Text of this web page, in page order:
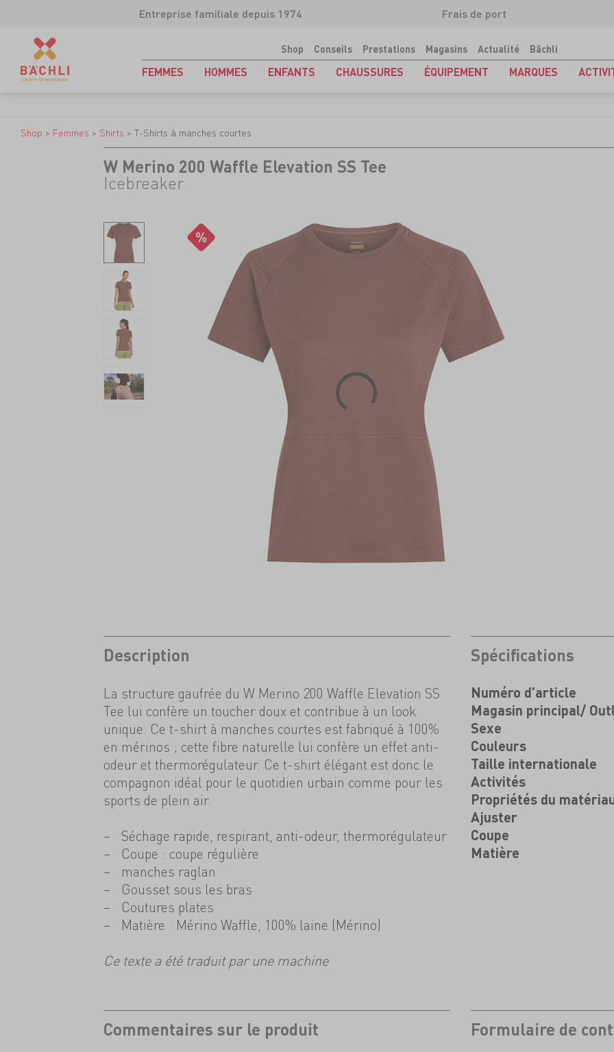
Entreprise familiale depuis 1974 Frais de port
Shop Conseils Prestations Magasins Actualité Bächli
FEMMES HOMMES ENFANTS CHAUSSURES ÉQUIPEMENT MARQUES
Shop > Femmes > Shirts > T-Shirts à manches courtes
W Merino 200 Waffle Elevation SS Tee
Icebreaker
Description
La structure gaufrée du W Merino 200 Waffle Elevation SS
Tee lui confère un toucher doux et contribue à un look
unique. Ce t-shirt à manches courtes est fabriqué à 100%
en mérinos ; cette fibre naturelle lui confère un effet anti-
odeur et thermorégulateur. Ce t-shirt élégant est donc le
compagnon idéal pour le quotidien urbain comme pour les
sports de plein air.
Séchage rapide, respirant, anti-odeur, thermorégulateur
Coupe : coupe régulière
manches raglan
Gousset sous les bras
Coutures plates
Matière : Mérino Waffle, 100% laine (Mérino)
Ce texte a été traduit par une machine
Spécifications
Numéro d'article
Magasin principal/
Sexe
Couleurs
Taille internationale
Activités
Propriétés du
Ajuster
Coupe
Matière
Commentaires sur le produit Formulaire de